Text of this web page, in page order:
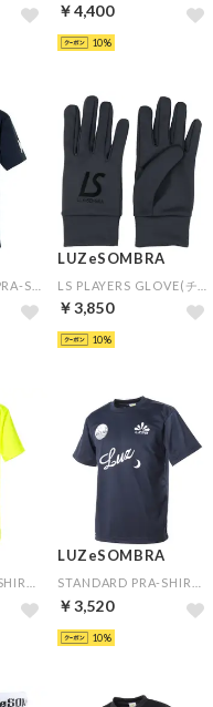
￥4,400
10
LUZeSOMBRA
￥3,850
10
LUZeSOMBRA
￥3,520
10